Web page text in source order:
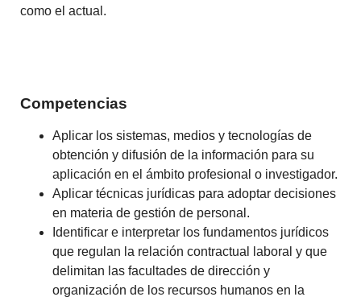
como el actual.
Competencias
Aplicar los sistemas, medios y tecnologías de
obtención y difusión de la información para su
aplicación en el ámbito profesional o investigador.
Aplicar técnicas jurídicas para adoptar decisiones
en materia de gestión de personal.
Identificar e interpretar los fundamentos jurídicos
que regulan la relación contractual laboral y que
delimitan las facultades de dirección y
organización de los recursos humanos en la